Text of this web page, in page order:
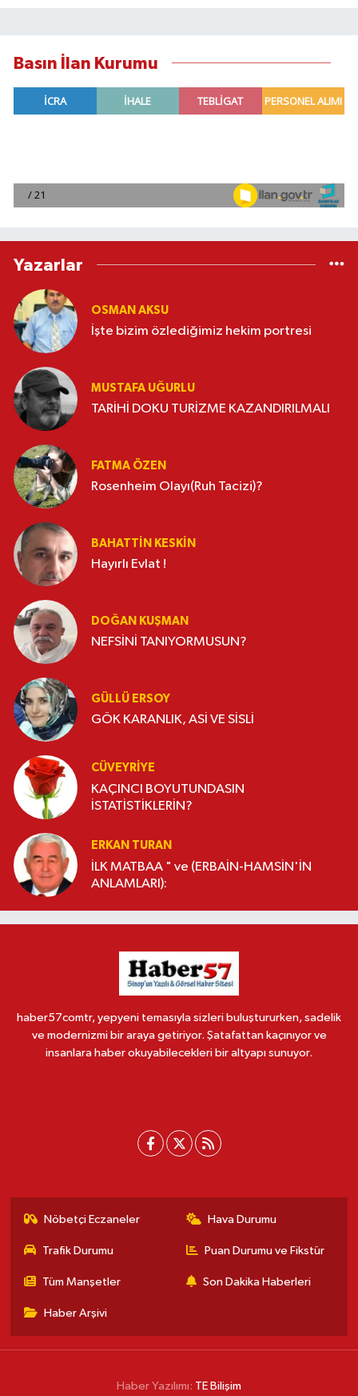
Basın İlan Kurumu
Yazarlar
OSMAN AKSU
İşte bizim özlediğimiz hekim portresi
MUSTAFA UĞURLU
TARİHİ DOKU TURİZME KAZANDIRILMALI
FATMA ÖZEN
Rosenheim Olayı(Ruh Tacizi)?
BAHATTIN KESKİN
Hayırlı Evlat !
DOĞAN KUŞMAN
NEFSİNİ TANIYORMUSUN?
GÜLLÜ ERSOY
GÖK KARANLIK, ASİ VE SİSLİ
CÜVEYRIYE
KAÇINCI BOYUTUNDASIN
İSTATİSTİKLERİN?
ERKAN TURAN
İLK MATBAA " ve (ERBAİN-HAMSİN'İN
ANLAMLARI):
haber57comtr, yepyeni temasıyla sizleri buluştururken, sadelik
ve modernizmi bir araya getiriyor. Şatafattan kaçınıyor ve
insanlara haber okuyabilecekleri bir altyapı sunuyor.
Nöbetçi Eczaneler Hava Durumu
Trafik Durumu Puan Durumu ve Fikstür
Tüm Manşetler Son Dakika Haberleri
Haber Arşivi
Haber Yazılımı: TE Bilişim